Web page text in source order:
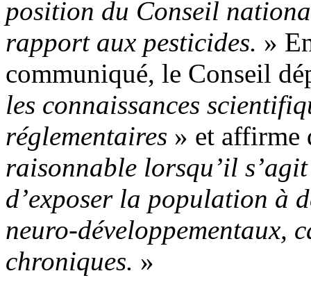
position du Conseil
rapport aux pesticides. »
communiqué, le Conseil
les connaissances
réglementaires » et affirme
raisonnable lorsqu’il
d’exposer la population à
neuro-développementaux,
chroniques. »